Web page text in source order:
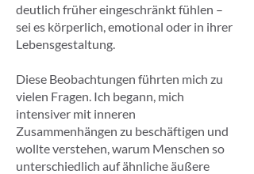
deutlich früher eingeschränkt fühlen –
sei es körperlich, emotional oder in ihrer
Lebensgestaltung.
Diese Beobachtungen führten mich zu
vielen Fragen. Ich begann, mich
intensiver mit inneren
Zusammenhängen zu beschäftigen und
wollte verstehen, warum Menschen so
unterschiedlich auf ähnliche äußere